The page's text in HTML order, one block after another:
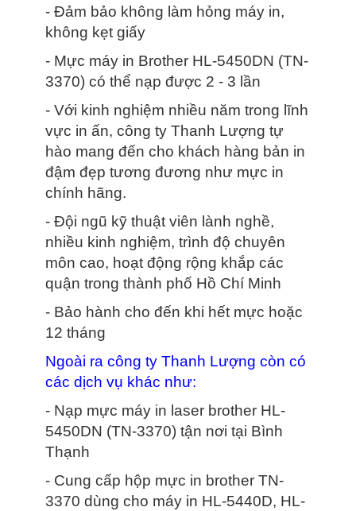
- Đảm bảo không làm hỏng máy in,
không kẹt giấy
- Mực máy in Brother HL-5450DN (TN-
3370) có thể nạp được 2 - 3 lần
- Với kinh nghiệm nhiều năm trong lĩnh
vực in ấn, công ty Thanh Lượng tự
hào mang đến cho khách hàng bản in
đậm đẹp tương đương như mực in
chính hãng.
- Đội ngũ kỹ thuật viên lành nghề,
nhiều kinh nghiệm, trình độ chuyên
môn cao, hoạt động rộng khắp các
quận trong thành phố Hồ Chí Minh
- Bảo hành cho đến khi hết mực hoặc
12 tháng
Ngoài ra công ty Thanh Lượng còn có
các dịch vụ khác như:
- Nạp mực máy in laser brother HL-
5450DN (TN-3370) tận nơi tại Bình
Thạnh
- Cung cấp hộp mực in brother TN-
3370 dùng cho máy in HL-5440D, HL-